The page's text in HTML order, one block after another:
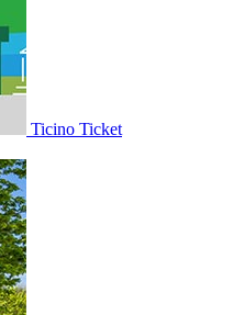
Ticino Ticket